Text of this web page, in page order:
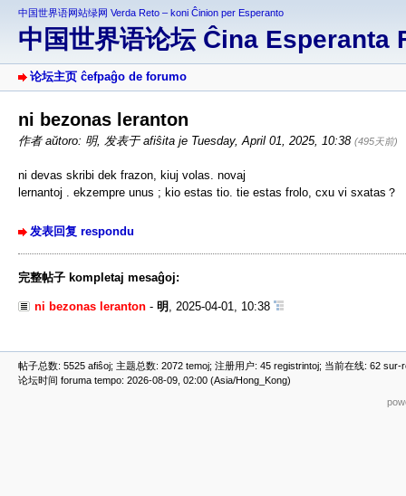
中国世界语网站绿网 Verda Reto – koni Ĉinion per Esperanto
中国世界语论坛 Ĉina Esperanta
论坛主页 ĉefpaĝo de forumo
ni bezonas leranton
作者 aŭtoro: 明, 发表于 afiŝita je Tuesday, April 01, 2025, 10:38 (495天前)
ni devas skribi dek frazon, kiuj volas. novaj
lernantoj . ekzempre unus ; kio estas tio. tie estas frolo, cxu vi sxatas？
发表回复 respondu
完整帖子 kompletaj mesaĝoj:
ni bezonas leranton - 明 , 2025-04-01, 10:38
帖子总数: 5525 afiŝoj; 主题总数: 2072 temoj; 注册用户: 45 registrintoj; 当前在线: 62
论坛时间 foruma tempo: 2026-08-09, 02:00 (Asia/Hong_Kong)